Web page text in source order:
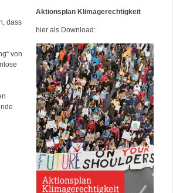
dass
von
Aktionsplan Klimagerechtigkeit
hier als Download: